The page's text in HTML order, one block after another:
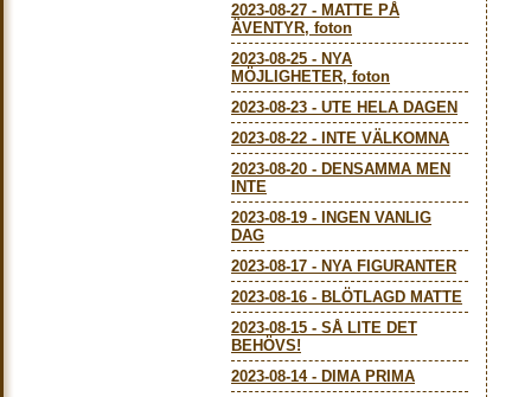
2023-08-27 - MATTE PÅ
ÄVENTYR, foton
2023-08-25 - NYA
MÖJLIGHETER, foton
2023-08-23 - UTE HELA DAGEN
2023-08-22 -
INTE VÄLKOMNA
2023-08-20 - DENSAMMA MEN
INTE
2023-08-19 -
INGEN VANLIG
DAG
2023-08-17 - NYA FIGURANTER
2023-08-16 - BLÖTLAGD MATTE
2023-08-15 - SÅ LITE DET
BEHÖVS!
2023-08-14- DIMA PRIMA